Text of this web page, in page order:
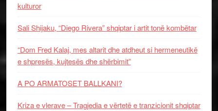
kulturor
Sali Shijaku, “Diego Rivera” shqiptar i artit tonë kombëtar
“Dom Fred Kalaj, mes altarit dhe atdheut si hermeneutikë
e shpresës, kujtesës dhe shërbimit”
A PO ARMATOSET BALLKANI?
Kriza e vlerave – Tragjedia e vërtetë e tranzicionit shqiptar